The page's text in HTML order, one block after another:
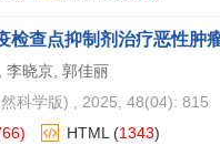
检查点抑制剂治疗恶性肿
李晓京, 郭佳丽
科学版)
, 2025, 48(04): 815
HTML (1343)